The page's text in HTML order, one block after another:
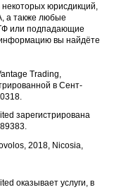
юрисдикций,
а также любые
или подпадающие
вы найдёте
Trading,
в Сент-
зарегистрирована
2018, Nicosia,
оказывает услуги, в